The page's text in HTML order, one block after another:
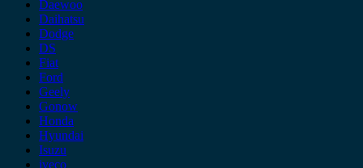
Daewoo
Daihatsu
Dodge
DS
Fiat
Ford
Geely
Gonow
Honda
Hyundai
Isuzu
iveco